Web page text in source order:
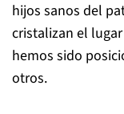
hijos sanos del
cristalizan el
hemos sido
otros.